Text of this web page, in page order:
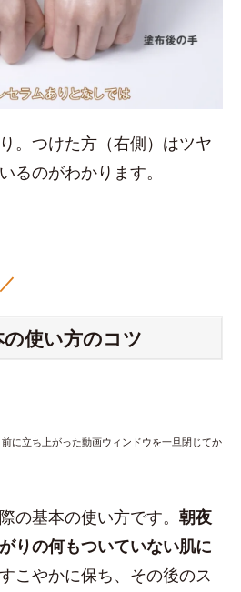
。つけた方（右側）はツヤ
るのがわかります。
の使い方のコツ
に立ち上がった動画ウィンドウを一旦閉じてか
の基本の使い方です。 朝夜
りの何もついていない肌に
こやかに保ち、その後のス